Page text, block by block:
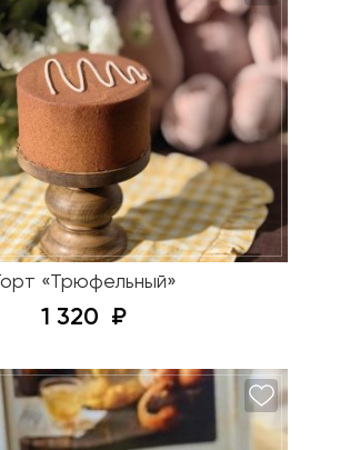
«Трюфельный»
1 320